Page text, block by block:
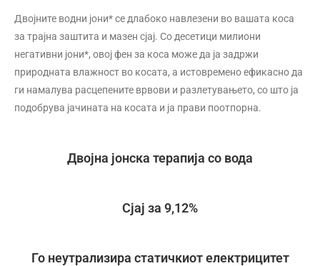
Двојните водни јони* се длабоко навлезени во вашата коса
за трајна заштита и мазен сјај. Со десетици милиони
негативни јони*, овој фен за коса може да ја задржи
природната влажност во косата, а истовремено ефикасно да
ги намалува расцепените врвови и разлетувањето, со што ја
подобрува јачината на косата и ја прави поотпорна.
Двојна јонска терапија со вода
Сјај за 9,12%
Го неутрализира статичкиот електрицитет